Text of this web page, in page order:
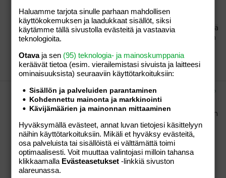
Meille kuuluu kyllä. Argh. Sitäkö se on tämä
kerrostaloasuminen? :( Aiemmin sieltä kuului seksin
äänetkin, mutta nyt kun on alkanut kuulua perkelettä
ja saatanaa harva se päivä, niin eipä tässä enää oikein
Almandiini
Viestiketju 12.08.2012 Viestiä: 23
Aihe vapaa
Sähköinen värähtely tai aura vai mikä ihme juttu?
Niin, siis joskus harvoin tapahtuu, että tunnen
toisesta ihmisestä sellaista. Jos ihminen kävelee mun
ohi läheltä...mutta myös niin, että vaikka tapaisin
saman ihmisen myöhemmin, silloin sitä ei
välttämättä tunnu. (kesälomalla todistettua:whistle:)
Juu en ole pöpi:D Tai sitten oon:laugh...
Almandiini
Viestiketju 12.08.2012 Viestiä: 25
Aihe vapaa
Haluamme tarjota sinulle parhaan mahdollisen
käyttökokemuksen ja laadukkaat sisällöt, siksi
käytämme tällä sivustolla evästeitä ja vastaavia
teknologioita.
Otavaja sen (95) teknologia- ja mainoskumppania
keräävät tietoa (esim. vierailemis­tasi sivuista ja laitteesi
ominaisuuk­sista) seuraaviin käyttötarkoituksiin:
Sisällön ja palveluiden parantaminen
Kohdennettu mainonta ja markkinointi
Kävijämäärien ja mainonnan mittaaminen
Hyväksymällä evästeet, annat luvan tietojesi käsittelyyn
näihin käyttötarkoituksiin. Mikäli et hyväksy evästeitä,
osa palveluista tai sisällöistä ei välttämättä toimi
optimaalisesti. Voit muuttaa valintojasi milloin tahansa
klikkaamalla Evästeasetukset -linkkiä sivuston
alareunassa.